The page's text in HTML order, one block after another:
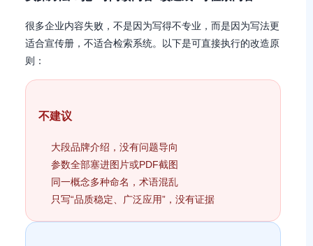
很多企业内容失败，不是因为写得不专业，而是因为写法更
适合宣传册，不适合检索系统。以下是可直接执行的改造原
则：
不建议
大段品牌介绍，没有问题导向
参数全部塞进图片或PDF截图
同一概念多种命名，术语混乱
只写“品质稳定、广泛应用”，没有证据